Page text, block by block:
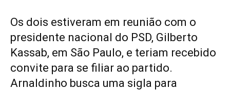
Os dois estiveram em reunião com o
presidente nacional do PSD, Gilberto
Kassab, em São Paulo, e teriam recebido
convite para se filiar ao partido.
Arnaldinho busca uma sigla para